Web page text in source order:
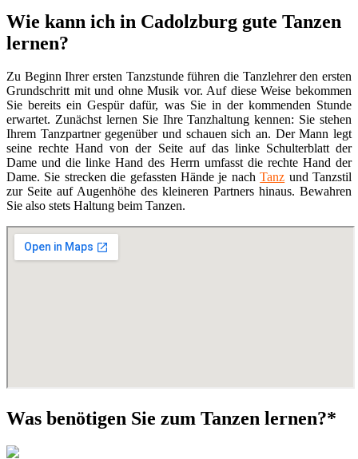
Wie kann ich in Cadolzburg gute Tanzen
lernen?
Zu Beginn Ihrer ersten Tanzstunde führen die Tanzlehrer den ersten
Grundschritt mit und ohne Musik vor. Auf diese Weise bekommen
Sie bereits ein Gespür dafür, was Sie in der kommenden Stunde
erwartet. Zunächst lernen Sie Ihre Tanzhaltung kennen: Sie stehen
Ihrem Tanzpartner gegenüber und schauen sich an. Der Mann legt
seine rechte Hand von der Seite auf das linke Schulterblatt der
Dame und die linke Hand des Herrn umfasst die rechte Hand der
Dame. Sie strecken die gefassten Hände je nachTanz und Tanzstil
zur Seite auf Augenhöhe des kleineren Partners hinaus. Bewahren
Sie also stets Haltung beim Tanzen.
Was benötigen Sie zum Tanzen lernen?*